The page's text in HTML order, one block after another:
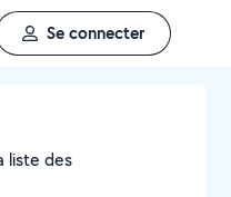
Se connecter
liste des